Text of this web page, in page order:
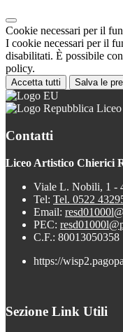
Cookie necessari per il
I cookie necessari per il
disabilitati. È possibile
policy.
Accetta tutti Salva le
Contatti
Liceo Artistico Chierici
Viale L. Nobili, 1 -
Tel: Tel. 0522
Email:
PEC:
C.F.: 80013050358
https://
Sezione Link Utili